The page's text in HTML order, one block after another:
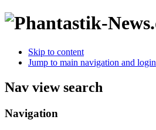
Skip to content
Jump to main navigation and login
Nav view search
Navigation